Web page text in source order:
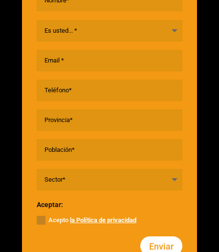
Aceptar:
Aceptola Política de privacidad
Enviar